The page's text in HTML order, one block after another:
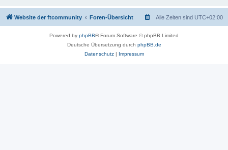
Website der ftcommunity Foren-Übersicht Alle Zeiten sind UTC+02:00
Powered by phpBB® Forum Software © phpBB Limited
Deutsche Übersetzung durch phpBB.de
Datenschutz| Impressum